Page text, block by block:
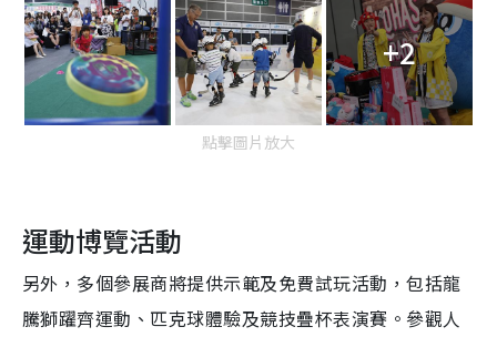
+2
點擊圖片放大
運動博覽活動
另外，多個參展商將提供示範及免費試玩活動，包括龍
騰獅躍齊運動、匹克球體驗及競技疊杯表演賽。參觀人